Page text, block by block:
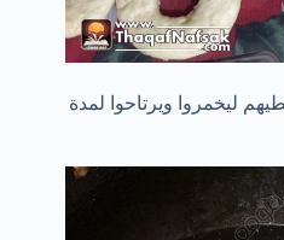
ليخمروا ويرتاحوا لمدة